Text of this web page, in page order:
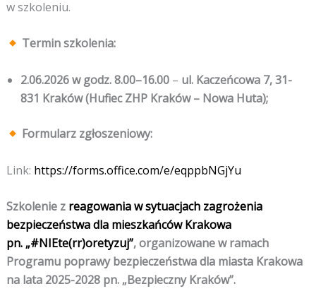
w szkoleniu.
Termin szkolenia:
2.06.2026 w godz. 8.00–16.00 – ul. Kaczeńcowa 7, 31-
831 Kraków (Hufiec ZHP Kraków – Nowa Huta);
Formularz zgłoszeniowy:
Link: https://forms.office.com/e/eqppbNGjYu
Szkolenie z reagowania w sytuacjach zagrożenia
bezpieczeństwa dla mieszkańców Krakowa
pn. „#NIEte(rr)oretyzuj”, organizowane w ramach
Programu poprawy bezpieczeństwa dla miasta Krakowa
na lata 2025-2028 pn. „Bezpieczny Kraków”.